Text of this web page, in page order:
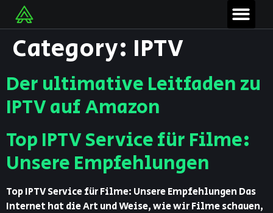
Category: IPTV
Der ultimative Leitfaden zu
IPTV auf Amazon
Top IPTV Service für Filme:
Unsere Empfehlungen
Top IPTV Service für Filme: Unsere Empfehlungen Das
Internet hat die Art und Weise, wie wir Filme schauen,